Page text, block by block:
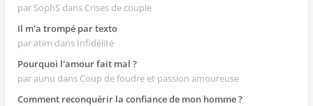
par SophS dans Crises de couple
Il m'a trompé par texto
par atim dans Infidélité
Pourquoi l'amour fait mal ?
par aunu dans Coup de foudre et passion amoureuse
Comment reconquérir la confiance de mon homme ?